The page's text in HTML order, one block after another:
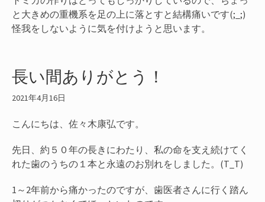
と大きめの重機系を足の上に落とすと結構痛いです(;_;)
怪我をしないように気を付けようと思います。
長い間ありがとう！
2021年4月16日
こんにちは、佐々木康弘です。
先日、約５０年の長きにわたり、私の命を支え続けてく
れた歯のうちの１本と永遠のお別れをしました。(T_T)
1～2年前から痛かったのですが、歯医者さんに行く踏ん